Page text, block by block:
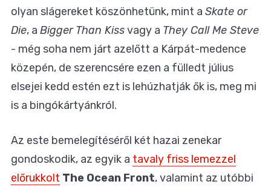
olyan slágereket köszönhetünk, mint a Skate or
Die, a Bigger Than Kissvagy a They Call Me Steve
- még soha nem járt azelőtt a Kárpát-medence
közepén, de szerencsére ezen a fülledt július
elsejei kedd estén ezt is lehúzhatják ők is, meg mi
is a bingókártyánkról.
Az este bemelegítéséről két hazai zenekar
gondoskodik, az egyik a tavaly friss lemezzel
előrukkolt The Ocean Front, valamint az utóbbi